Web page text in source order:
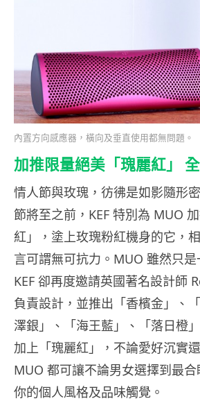
內置方向感應器，橫向及垂直使用都無問題。
加推限量絕美「瑰麗紅」
情人節與玫瑰，彷彿是如影隨形
節將至之前，KEF 特別為 MUO
紅」，塗上玫瑰粉紅機身的它，
言可謂無可抗力。MUO 雖然只
KEF 卻再度邀請英國著名設計師
負責設計，並推出「香檳金」、
澤銀」、「海王藍」、「落日橙
加上「瑰麗紅」，不論愛好沉實
MUO 都可讓不論男女選擇到最
你的個人風格及品味觸覺。